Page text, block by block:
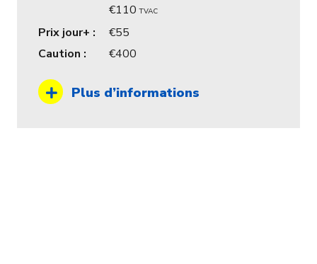
110 TVAC
Prix jour+ :
55
Caution :
400
Plus d’informations